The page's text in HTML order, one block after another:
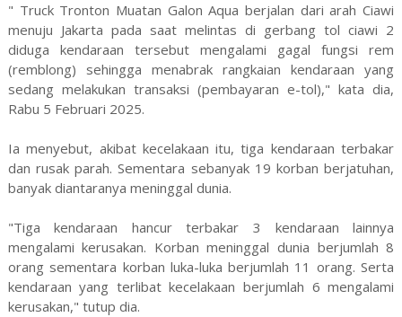
" Truck Tronton Muatan Galon Aqua berjalan dari arah Ciawi
menuju Jakarta pada saat melintas di gerbang tol ciawi 2
diduga kendaraan tersebut mengalami gagal fungsi rem
(remblong) sehingga menabrak rangkaian kendaraan yang
sedang melakukan transaksi (pembayaran e-tol)," kata dia,
Rabu 5 Februari 2025.
Ia menyebut, akibat kecelakaan itu, tiga kendaraan terbakar
dan rusak parah. Sementara sebanyak 19 korban berjatuhan,
banyak diantaranya meninggal dunia.
"Tiga kendaraan hancur terbakar 3 kendaraan lainnya
mengalami kerusakan. Korban meninggal dunia berjumlah 8
orang sementara korban luka-luka berjumlah 11 orang. Serta
kendaraan yang terlibat kecelakaan berjumlah 6 mengalami
kerusakan," tutup dia.